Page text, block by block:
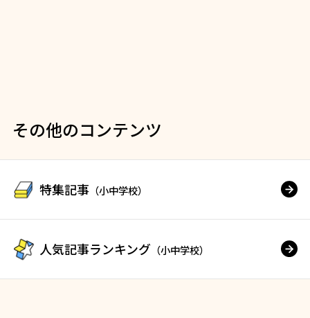
その他のコンテンツ
特集記事 （小中学校）
人気記事ランキング （小中学校）